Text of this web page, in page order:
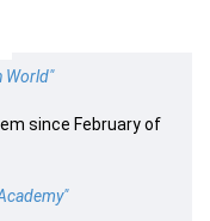
World"
since February of